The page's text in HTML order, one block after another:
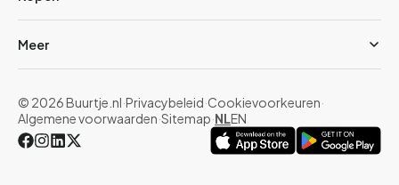
Meer
© 2026 Buurtje.nl·Privacybeleid·Cookievoorkeuren·
Algemene voorwaarden·Sitemap·NLEN